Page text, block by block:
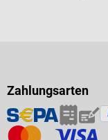
Zahlungsarten